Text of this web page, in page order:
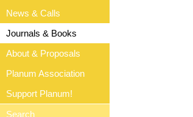
News & Calls
Journals & Books
About & Proposals
Planum Association
Support Planum!